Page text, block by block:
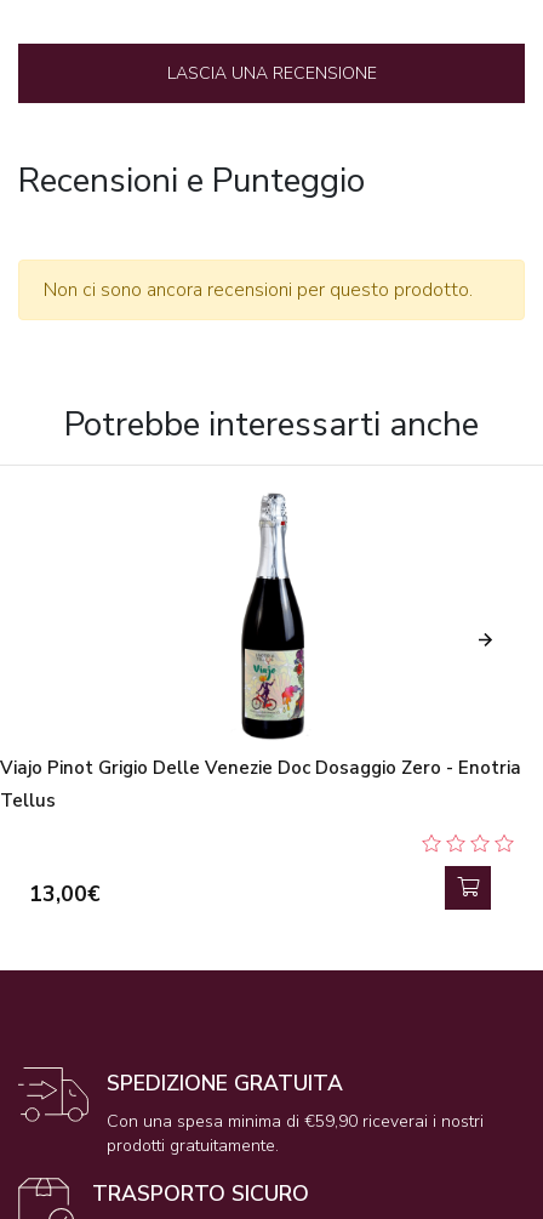
LASCIA UNA RECENSIONE
Recensioni e Punteggio
Non ci sono ancora recensioni per questo prodotto.
Potrebbe interessarti anche
Viajo Pinot Grigio Delle Venezie Doc Dosaggio Zero - Enotria
Tellus
13,00€
SPEDIZIONE GRATUITA
Con una spesa minima di €59,90 riceverai i nostri
prodotti gratuitamente.
TRASPORTO SICURO